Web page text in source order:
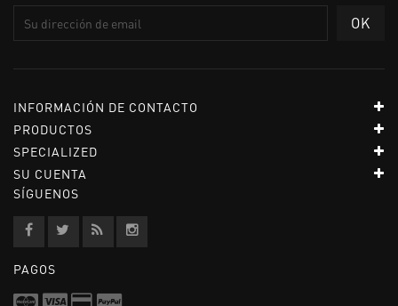
INFORMACIÓN DE CONTACTO
PRODUCTOS
SPECIALIZED
SU CUENTA
SÍGUENOS
PAGOS